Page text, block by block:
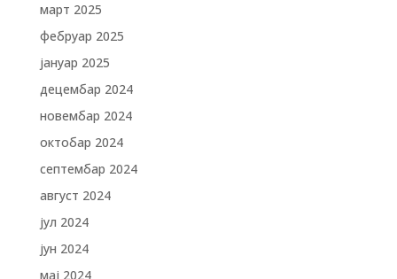
март 2025
фебруар 2025
јануар 2025
децембар 2024
новембар 2024
октобар 2024
септембар 2024
август 2024
јул 2024
јун 2024
мај 2024